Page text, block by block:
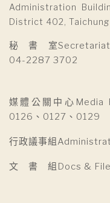
Administration
District 402,
秘 書 室Secretariat
04-2287 3702
媒體公關中心Media
0126、0127、0129
行政議事組
文 書 組Docs &